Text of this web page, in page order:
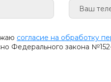
согласие на обработку
Федерального закона